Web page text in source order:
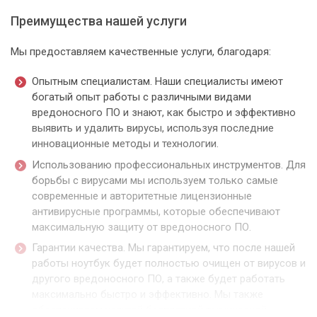
Преимущества нашей услуги
Мы предоставляем качественные услуги, благодаря:
Опытным специалистам. Наши специалисты имеют
богатый опыт работы с различными видами
вредоносного ПО и знают, как быстро и эффективно
выявить и удалить вирусы, используя последние
инновационные методы и технологии.
Использованию профессиональных инструментов. Для
борьбы с вирусами мы используем только самые
современные и авторитетные лицензионные
антивирусные программы, которые обеспечивают
максимальную защиту от вредоносного ПО.
Гарантии качества. Мы гарантируем, что после нашей
работы ноутбук будет полностью очищен от вирусов и
другого вредоносного ПО, а также будет работать